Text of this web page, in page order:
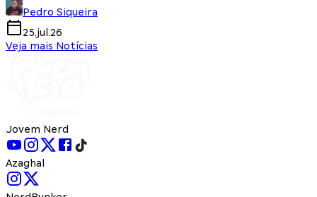
Pedro Siqueira
25.jul.26
Veja mais Notícias
Jovem Nerd
Azaghal